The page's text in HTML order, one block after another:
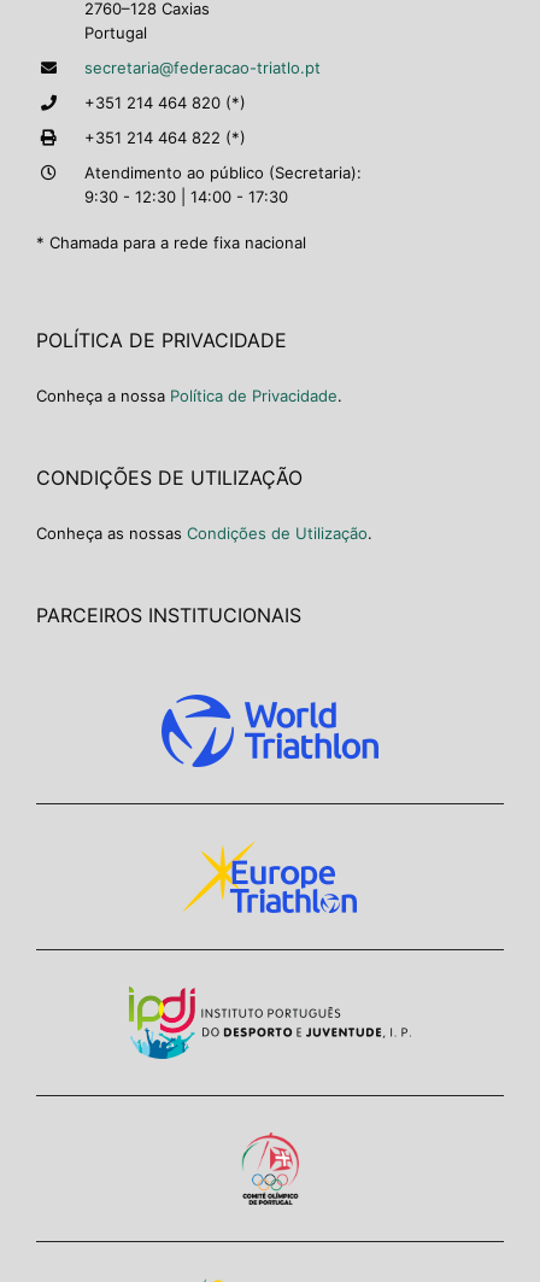
2760–128 Caxias
Portugal
secretaria@federacao-triatlo.pt
+351 214 464 820 (*)
+351 214 464 822 (*)
Atendimento ao público (Secretaria):
9:30 - 12:30 | 14:00 - 17:30
* Chamada para a rede fixa nacional
POLÍTICA DE PRIVACIDADE
Conheça a nossa Política de Privacidade.
CONDIÇÕES DE UTILIZAÇÃO
Conheça as nossas Condições de Utilização.
PARCEIROS INSTITUCIONAIS